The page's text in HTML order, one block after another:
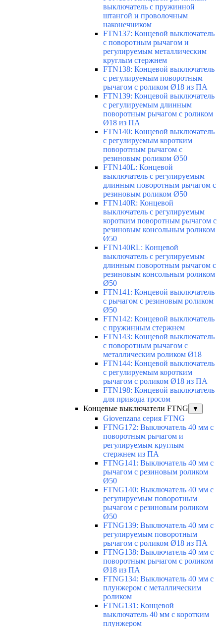
выключатель с пружинной
штангой и проволочным
наконечником
FTN137: Концевой выключатель
с поворотным рычагом и
регулируемым металлическим
круглым стержнем
FTN138: Концевой выключатель
с регулируемым поворотным
рычагом с роликом Ø18 из ПА
FTN139: Концевой выключатель
с регулируемым длинным
поворотным рычагом с роликом
Ø18 из ПА
FTN140: Концевой выключатель
с регулируемым коротким
поворотным рычагом с
резиновым роликом Ø50
FTN140L: Концевой
выключатель с регулируемым
длинным поворотным рычагом с
резиновым роликом Ø50
FTN140R: Концевой
выключатель с регулируемым
коротким поворотным рычагом с
резиновым консольным роликом
Ø50
FTN140RL: Концевой
выключатель с регулируемым
длинным поворотным рычагом с
резиновым консольным роликом
Ø50
FTN141: Концевой выключатель
с рычагом с резиновым роликом
Ø50
FTN142: Концевой выключатель
с пружинным стержнем
FTN143: Концевой выключатель
с поворотным рычагом с
металлическим роликом Ø18
FTN144: Концевой выключатель
с регулируемым коротким
рычагом с роликом Ø18 из ПА
FTN198: Концевой выключатель
для привода тросом
Концевые выключатели FTNG
▼
Giovenzana серия FTNG
FTNG172: Выключатель 40 мм с
поворотным рычагом и
регулируемым круглым
стержнем из ПА
FTNG141: Выключатель 40 мм с
рычагом с резиновым роликом
Ø50
FTNG140: Выключатель 40 мм с
регулируемым поворотным
рычагом с резиновым роликом
Ø50
FTNG139: Выключатель 40 мм с
регулируемым поворотным
рычагом с роликом Ø18 из ПА
FTNG138: Выключатель 40 мм с
поворотным рычагом с роликом
Ø18 из ПА
FTNG134: Выключатель 40 мм с
плунжером с металлическим
роликом
FTNG131: Концевой
выключатель 40 мм с коротким
плунжером